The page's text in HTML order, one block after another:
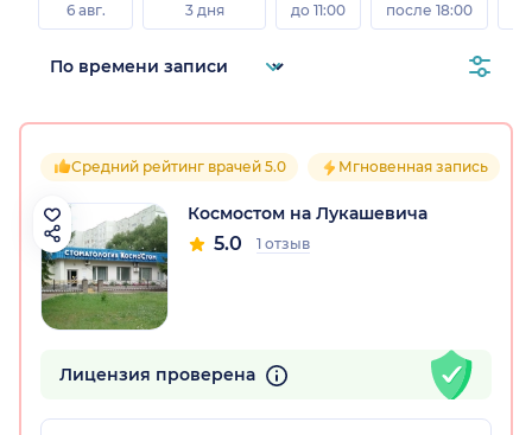
6 авг.
3 дня
до 11:00
после 18:00
Средний рейтинг врачей 5.0 Мгновенная запись
Космостом на Лукашевича
5.0 1 отзыв
Лицензия проверена